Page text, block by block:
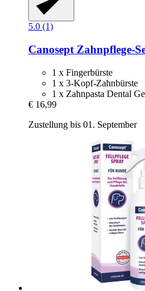
5.0 (1)
Canosept Zahnpflege-​
1 x Fingerbürste
1 x 3-Kopf-Zahnbürste
1 x Zahnpasta Dental
€ 16,99
Zustellung bis 01. September